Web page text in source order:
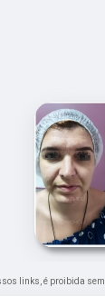
links, é proibida